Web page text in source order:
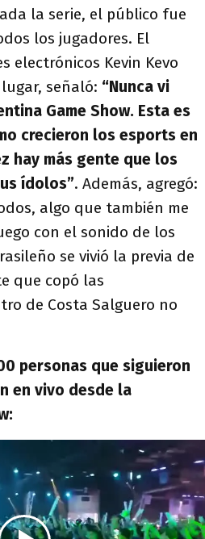
la serie, el público fue
los jugadores. El
electrónicos Kevin Kevo
señaló: “Nunca vi
Game Show. Esta es
crecieron los esports en
hay más gente que los
ídolos”. Además, agregó:
algo que también me
con el sonido de los
se vivió la previa de
que copó las
de Costa Salguero no
personas que siguieron
en vivo desde la